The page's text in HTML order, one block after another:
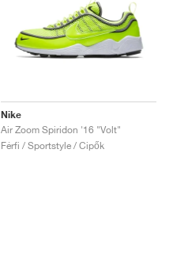
Nike
Air Zoom Spiridon '16 "Volt"
Férfi / Sportstyle / Cipők